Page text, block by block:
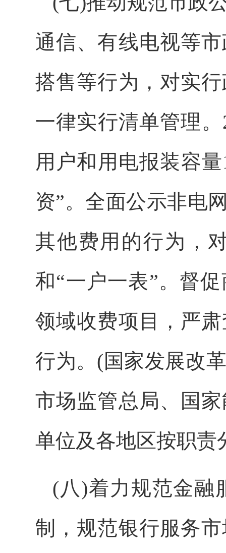
通信、有线电视等
搭售等行为，对实
一律实行清单管理
用户和用电报装容
资”。全面公示非电
其他费用的行为，
和“一户一表”。督
领域收费项目，严
行为。(国家发展改
市场监管总局、国
单位及各地区按职责
(八)着力规范金融
制，规范银行服务